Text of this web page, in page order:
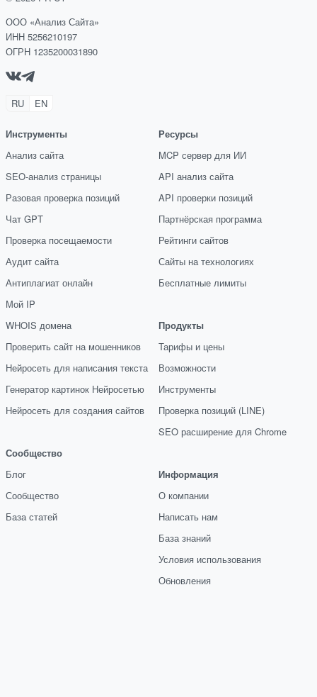
ООО «Анализ Сайта»
ИНН 5256210197
ОГРН 1235200031890
RU EN
Инструменты
Анализ сайта
SEO-анализ страницы
Разовая проверка позиций
Чат GPT
Проверка посещаемости
Аудит сайта
Антиплагиат онлайн
Мой IP
WHOIS домена
Проверить сайт на мошенников
Нейросеть для написания текста
Генератор картинок Нейросетью
Нейросеть для создания сайтов
Сообщество
Блог
Сообщество
База статей
Ресурсы
MCP сервер для ИИ
API анализ сайта
API проверки позиций
Партнёрская программа
Рейтинги сайтов
Сайты на технологиях
Бесплатные лимиты
Продукты
Тарифы и цены
Возможности
Инструменты
Проверка позиций (LINE)
SEO расширение для Chrome
Информация
О компании
Написать нам
База знаний
Условия использования
Обновления